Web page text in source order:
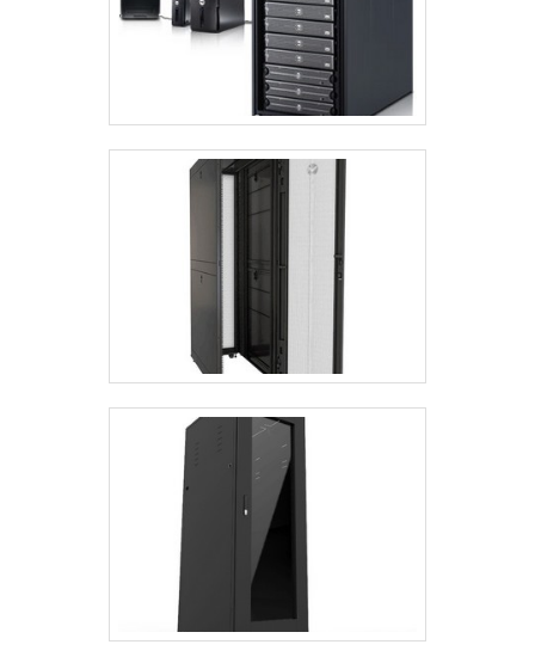
que garantem uma entrega de
excelência de ponta a ponta..